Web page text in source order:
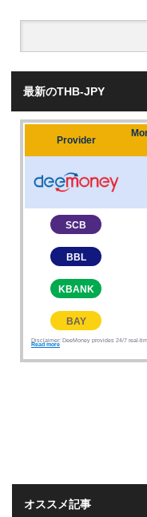
最新のTHB-JPY
オススメ記事